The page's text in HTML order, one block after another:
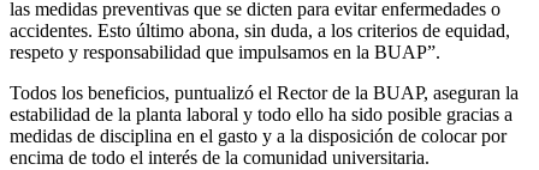
las medidas preventivas que se dicten para evitar enfermedades o
accidentes. Esto último abona, sin duda, a los criterios de equidad,
respeto y responsabilidad que impulsamos en la BUAP”.
Todos los beneficios, puntualizó el Rector de la BUAP, aseguran la
estabilidad de la planta laboral y todo ello ha sido posible gracias a
medidas de disciplina en el gasto y a la disposición de colocar por
encima de todo el interés de la comunidad universitaria.